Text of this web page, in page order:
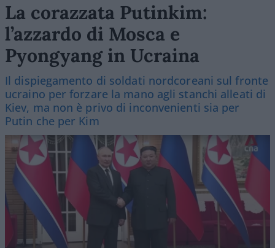
La corazzata Putinkim:
l’azzardo di Mosca e
Pyongyang in Ucraina
Il dispiegamento di soldati nordcoreani sul fronte
ucraino per forzare la mano agli stanchi alleati di
Kiev, ma non è privo di inconvenienti sia per
Putin che per Kim